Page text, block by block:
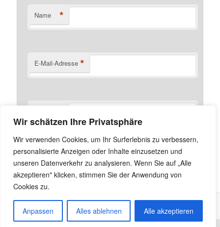
Wir schätzen Ihre Privatsphäre
Wir verwenden Cookies, um Ihr Surferlebnis zu verbessern,
personalisierte Anzeigen oder Inhalte einzusetzen und
unseren Datenverkehr zu analysieren. Wenn Sie auf „Alle
akzeptieren" klicken, stimmen Sie der Anwendung von
Cookies zu.
Anpassen Alles ablehnen Alle akzeptieren
Name *
E-Mail-Adresse *
Name, E-Mail-Adresse und Website in diesem Browser
für meinen nächsten Kommentar speichern.